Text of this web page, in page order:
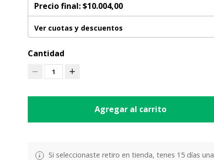
Precio final:$10.004,00
Ver cuotas y descuentos
Cantidad
1
Agregar al carrito
Si seleccionaste retiro en tienda, tenes 15 días una